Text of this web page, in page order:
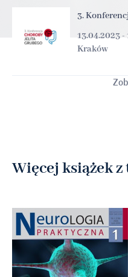
3.
13.04.2023 -
Kraków
Więcej książek